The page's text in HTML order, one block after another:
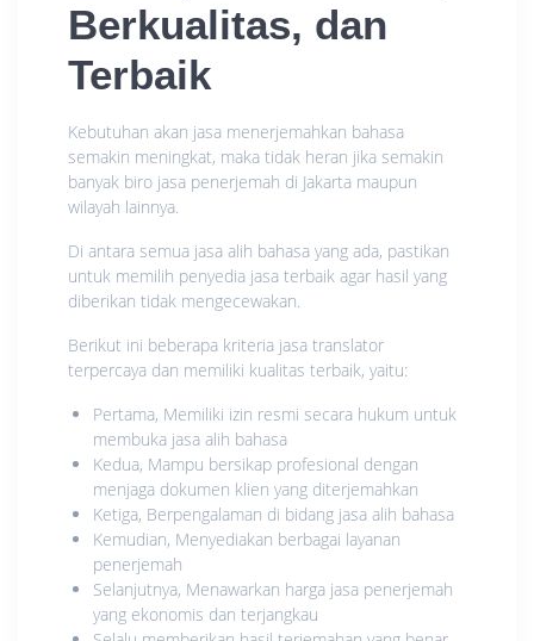
Berkualitas, dan
Terbaik
Kebutuhan akan jasa menerjemahkan bahasa
semakin meningkat, maka tidak heran jika semakin
banyak biro jasa penerjemah di Jakarta maupun
wilayah lainnya.
Di antara semua jasa alih bahasa yang ada, pastikan
untuk memilih penyedia jasa terbaik agar hasil yang
diberikan tidak mengecewakan.
Berikut ini beberapa kriteria jasa translator
terpercaya dan memiliki kualitas terbaik, yaitu:
Pertama, Memiliki izin resmi secara hukum untuk
membuka jasa alih bahasa
Kedua, Mampu bersikap profesional dengan
menjaga dokumen klien yang diterjemahkan
Ketiga, Berpengalaman di bidang jasa alih bahasa
Kemudian, Menyediakan berbagai layanan
penerjemah
Selanjutnya, Menawarkan harga jasa penerjemah
yang ekonomis dan terjangkau